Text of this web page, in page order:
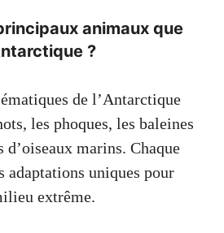
animaux que
?
de l’Antarctique
les phoques, les baleines
d’oiseaux marins. Chaque
adaptations uniques pour
extrême.